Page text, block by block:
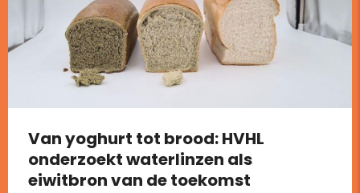
Van yoghurt tot brood: HVHL
onderzoekt waterlinzen als
eiwitbron van de toekomst